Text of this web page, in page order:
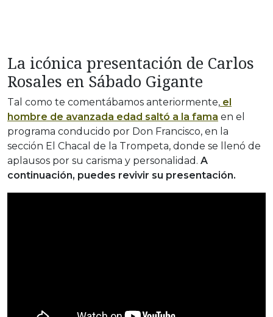
La icónica presentación de Carlos
Rosales en Sábado Gigante
Tal como te comentábamos anteriormente, el
hombre de avanzada edad saltó a la fama en el
programa conducido por Don Francisco, en la
sección El Chacal de la Trompeta, donde se llenó de
aplausos por su carisma y personalidad. A
continuación, puedes revivir su presentación.